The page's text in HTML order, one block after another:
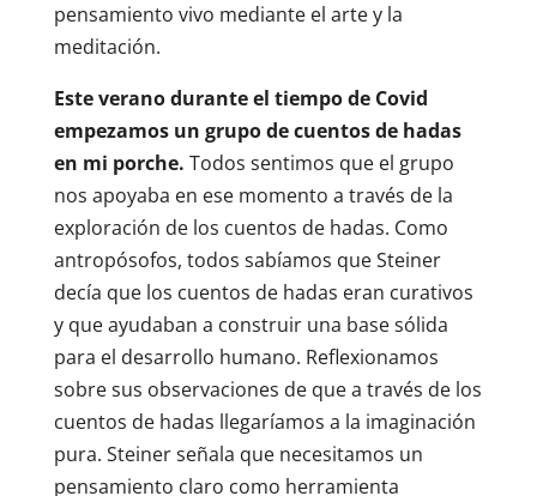
pensamiento vivo mediante el arte y la
meditación.
Este verano durante el tiempo de Covid
empezamos un grupo de cuentos de hadas
en mi porche. Todos sentimos que el grupo
nos apoyaba en ese momento a través de la
exploración de los cuentos de hadas. Como
antropósofos, todos sabíamos que Steiner
decía que los cuentos de hadas eran curativos
y que ayudaban a construir una base sólida
para el desarrollo humano. Reflexionamos
sobre sus observaciones de que a través de los
cuentos de hadas llegaríamos a la imaginación
pura. Steiner señala que necesitamos un
pensamiento claro como herramienta